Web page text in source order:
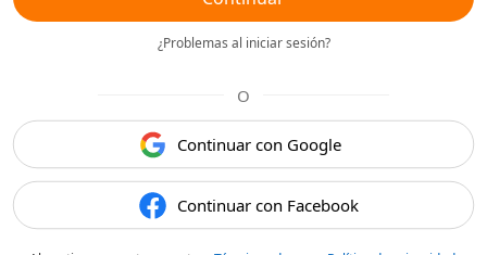
¿Problemas al iniciar sesión?
O
Continuar con Google
Continuar con Facebook